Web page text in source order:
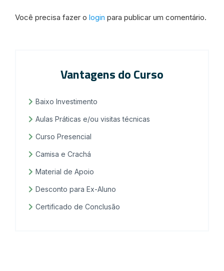
Você precisa fazer o login para publicar um comentário.
Vantagens do Curso
Baixo Investimento
Aulas Práticas e/ou visitas técnicas
Curso Presencial
Camisa e Crachá
Material de Apoio
Desconto para Ex-Aluno
Certificado de Conclusão